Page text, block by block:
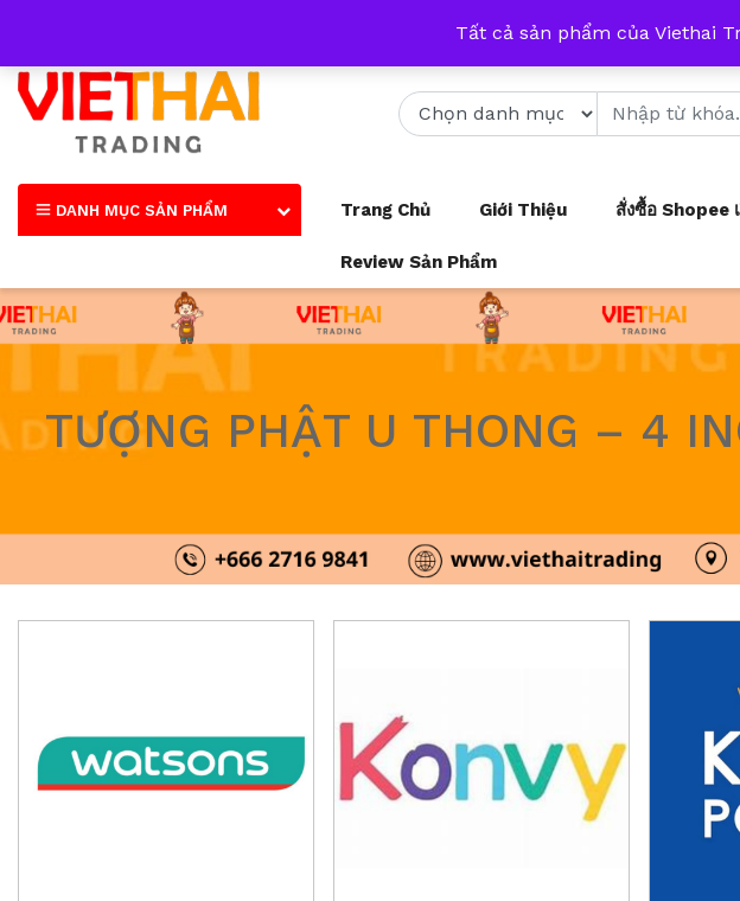
Nhận tư vấn qua tất cả các trang mạng xã hội và số điện thoại từ 8h đến 17h mỗi ngày
DANH MỤC SẢN PHẨM Trang Chủ Giới Thiệu สั่งซื้อ Shopee
Review Sản Phẩm
TƯỢNG PHẬT U THONG – 4
Tất cả sản phẩm của Viethai